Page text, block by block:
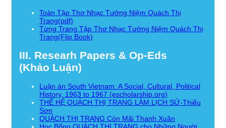
Toàn Tập Thơ Nhạc Tưởng Niệm Quách Thị
Trang(pdf)
Từng Trang Tập Thơ Nhạc Tưởng Niệm Quách Thị
Trang(Flip Book)
III. Researh Papers & Op-Eds
(Khảo Luận)
Luận án South Vietnam: A Social, Cultural, Political
History, 1963 to 1967 (escholarship.org)
THẾ HỆ QUÁCH THỊ TRANG LÀM LỊCH SỬ-Thiếu
Sơn
QUÁCH THỊ TRANG Còn Mãi Thanh Xuân